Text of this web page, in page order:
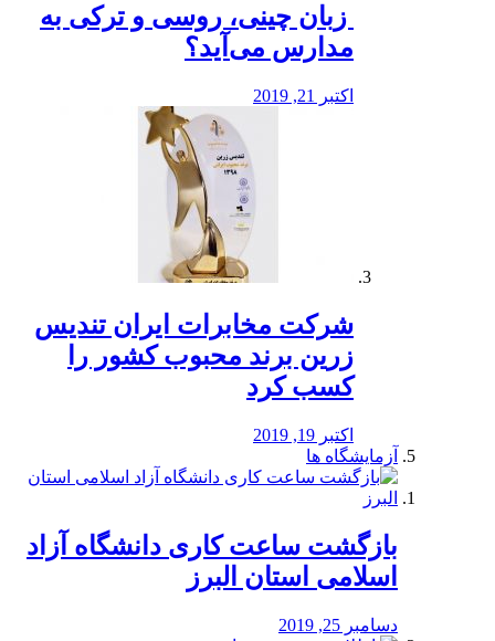
️ زبان چینی، روسی و ترکی به
مدارس می‌آید؟
اکتبر 21, 2019
شرکت مخابرات ایران تندیس
زرین برند محبوب کشور را
کسب کرد
اکتبر 19, 2019
آزمایشگاه ها
بازگشت ساعت کاری دانشگاه آزاد
اسلامی استان البرز
دسامبر 25, 2019